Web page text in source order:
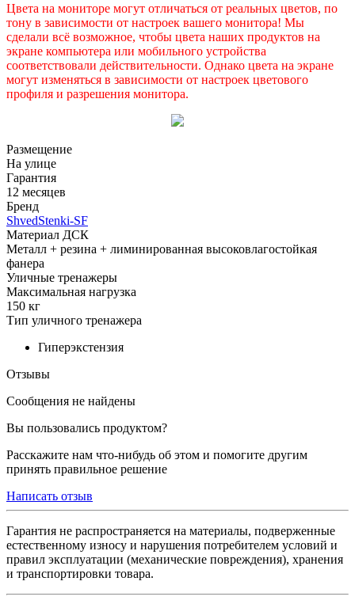
Цвета на мониторе могут отличаться от реальных цветов, по
тону в зависимости от настроек вашего монитора! Мы
сделали всё возможное, чтобы цвета наших продуктов на
экране компьютера или мобильного устройства
соответствовали действительности. Однако цвета на экране
могут изменяться в зависимости от настроек цветового
профиля и разрешения монитора.
Размещение
На улице
Гарантия
12 месяцев
Бренд
ShvedStenki-SF
Материал ДСК
Металл + резина + лиминированная высоковлагостойкая
фанера
Уличные тренажеры
Максимальная нагрузка
150 кг
Тип уличного тренажера
Гиперэкстензия
Отзывы
Сообщения не найдены
Вы пользовались продуктом?
Расскажите нам что-нибудь об этом и помогите другим
принять правильное решение
Написать отзыв
Гарантия не распространяется на материалы, подверженные
естественному износу и нарушения потребителем условий и
правил эксплуатации (механические повреждения), хранения
и транспортировки товара.